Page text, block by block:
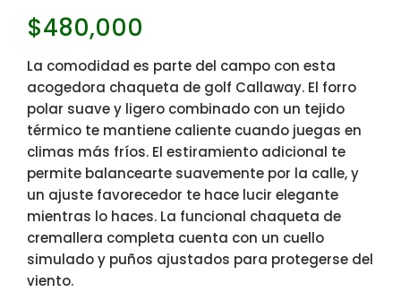
$480,000
La comodidad es parte del campo con esta
acogedora chaqueta de golf Callaway. El forro
polar suave y ligero combinado con un tejido
térmico te mantiene caliente cuando juegas en
climas más fríos. El estiramiento adicional te
permite balancearte suavemente por la calle, y
un ajuste favorecedor te hace lucir elegante
mientras lo haces. La funcional chaqueta de
cremallera completa cuenta con un cuello
simulado y puños ajustados para protegerse del
viento.